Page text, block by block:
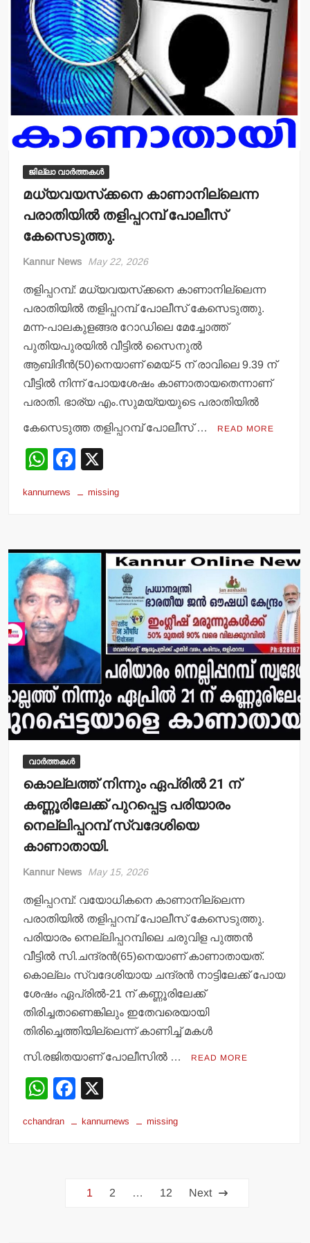
k
ജില്ലാ വാർത്തകൾ
മധ്യവയസ്‌ക്കനെ കാണാനില്ലെന്ന
പരാതിയില്‍ തളിപ്പറമ്പ് പോലീസ്
കേസെടുത്തു.
Kannur News May 22, 2026
തളിപ്പറമ്പ്: മധ്യവയസ്‌ക്കനെ കാണാനില്ലെന്ന
പരാതിയില്‍ തളിപ്പറമ്പ് പോലീസ് കേസെടുത്തു.
മന്ന-പാലകുളങ്ങര റോഡിലെ മേച്ചോത്ത്
പുതിയപുരയില്‍ വീട്ടില്‍ സൈനുല്‍
ആബിദീന്‍(50)നെയാണ് മെയ്-5 ന് രാവിലെ 9.39 ന്
വീട്ടില്‍ നിന്ന് പോയശേഷം കാണാതായതെന്നാണ്
പരാതി. ഭാര്യ എം.സുമയ്യയുടെ പരാതിയില്‍
കേസെടുത്ത തളിപ്പറമ്പ് പോലീസ് … READ MORE
W
at
A
p
p
F
c
b
o
k
kannurnews missing
വാർത്തകൾ
കൊല്ലത്ത് നിന്നും ഏപ്രില്‍ 21 ന്
കണ്ണൂരിലേക്ക് പുറപ്പെട്ട പരിയാരം
നെല്ലിപ്പറമ്പ് സ്വദേശിയെ
കാണാതായി.
Kannur News May 15, 2026
തളിപ്പറമ്പ്: വയോധികനെ കാണാനില്ലെന്ന
പരാതിയില്‍ തളിപ്പറമ്പ് പോലീസ് കേസെടുത്തു.
പരിയാരം നെല്ലിപ്പറമ്പിലെ ചരുവിള പുത്തന്‍
വീട്ടില്‍ സി.ചന്ദ്രന്‍(65)നെയാണ് കാണാതായത്.
കൊല്ലം സ്വദേശിയായ ചന്ദ്രന്‍ നാട്ടിലേക്ക് പോയ
ശേഷം ഏപ്രില്‍-21 ന് കണ്ണൂരിലേക്ക്
തിരിച്ചതാണെങ്കിലും ഇതേവരെയായി
തിരിച്ചെത്തിയില്ലെന്ന് കാണിച്ച് മകള്‍
സി.രജിതയാണ് പോലീസില്‍ … READ MORE
W
h
at
F
a
c
o
cchandran kannurnews missing
1 2 … 12 Next